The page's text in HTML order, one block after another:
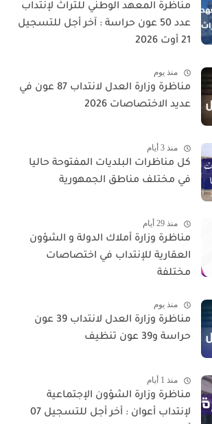
مناظرة المعهد الوطني للتراث لإنتداب
عدد 50 عون حراسة : آخر أجل للتسجيل
21 أوت 2026
منذ يوم
مناظرة وزارة العدل لانتداب 87 عون في
عديد الاختصاصات 2026
منذ 3 أيام
كل مناظرات البلديات المفتوحة حاليا
في مختلف مناطق الجمهورية
منذ 29 أيام
مناظرة وزارة أملاك الدولة و الشؤون
العقارية للإنتداب في اختصاصات
مختلفة
منذ يوم
مناظرة وزارة العدل لانتداب 39 عون
حراسة و39 عون تنظيف
منذ 1 أيام
مناظرة وزارة الشؤون الإجتماعية
لإنتداب أعوان : أخر أجل للتسجيل 07